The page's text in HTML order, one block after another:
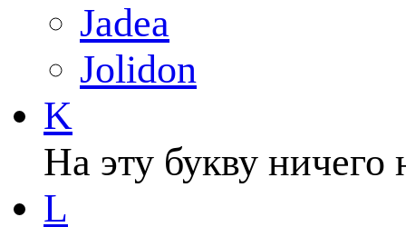
Jadea
Jolidon
K
На эту букву ничего
L